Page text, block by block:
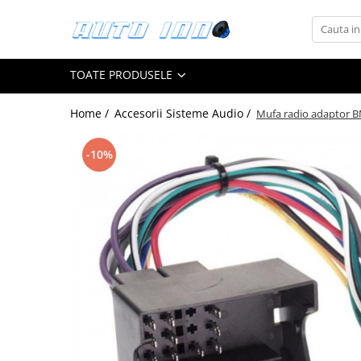
Accesorii interior
Covorase cauciuc auto dedicate
Huse scaun auto dedicate
Tavite portbagaj auto
Accesorii Sisteme Audio
TOATE PRODUSELE
Home / Accesorii Sisteme Audio / Mufa radio adaptor
-10%